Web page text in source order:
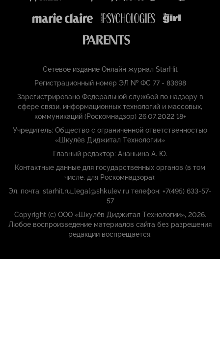
Сетевое издание Онлайн журнал StarHit
Регистрационный номер ЭЛ № ФС 77 - 83698
Зарегистрировано Федеральной службой по надзору в
сфере связи, информационных технологий и массовых,
коммуникаций (Роскомнадзор) 26.07.2022 18+
Учредитель: Общество с ограниченной ответственностью
«Шкулёв Диджитал Технологии»
Главный редактор: Ананьина А. Ю.
Контактные данные для государственных органов (в том
числе, для Роскомнадзора):
Эл. почта: starhit.ru_legal@shkulev.ru телефон: +7(495) 633-57-
57
Copyright (с) ООО «Шкулёв Диджитал Технологии», 2026.
Любое воспроизведение материалов сайта без разрешения
редакции воспрещается.